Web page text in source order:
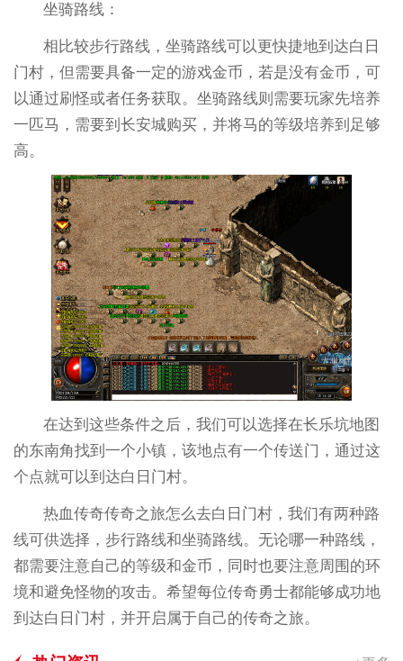
坐骑路线：
相比较步行路线，坐骑路线可以更快捷地到达白日
门村，但需要具备一定的游戏金币，若是没有金币，可
以通过刷怪或者任务获取。坐骑路线则需要玩家先培养
一匹马，需要到长安城购买，并将马的等级培养到足够
高。
在达到这些条件之后，我们可以选择在长乐坑地图
的东南角找到一个小镇，该地点有一个传送门，通过这
个点就可以到达白日门村。
热血传奇传奇之旅怎么去白日门村，我们有两种路
线可供选择，步行路线和坐骑路线。无论哪一种路线，
都需要注意自己的等级和金币，同时也要注意周围的环
境和避免怪物的攻击。希望每位传奇勇士都能够成功地
到达白日门村，并开启属于自己的传奇之旅。